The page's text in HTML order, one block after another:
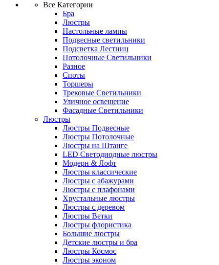
Все Категории
Бра
Люстры
Настольные лампы
Подвесные светильники
Подсветка Лестниц
Потолочные Светильники
Разное
Споты
Торшеры
Трековые Светильники
Уличное освещение
Фасадные Светильники
Люстры
Люстры Подвесные
Люстры Потолочные
Люстры на Штанге
LED Светодиодные люстры
Модерн & Лофт
Люстры классические
Люстры с абажурами
Люстры с плафонами
Хрустальные люстры
Люстры с деревом
Люстры Ветки
Люстры флористика
Большие люстры
Детские люстры и бра
Люстры Космос
Люстры эконом